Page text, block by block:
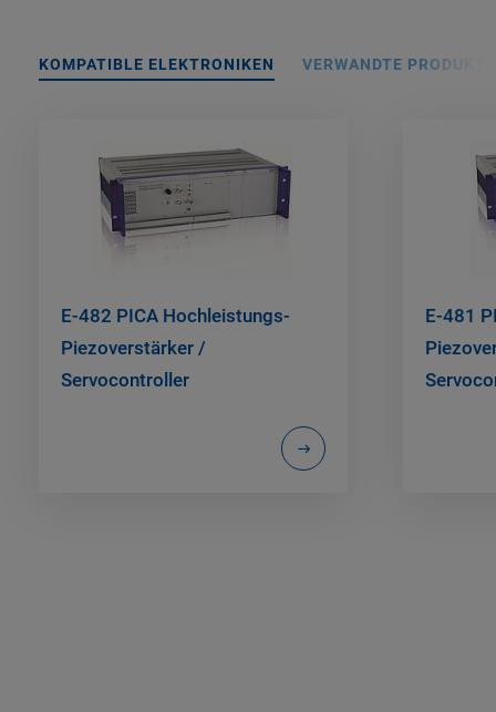
KOMPATIBLE ELEKTRONIKEN VERWANDTE PRODUKTE
E-482 PICA Hochleistungs-
Piezoverstärker /
Servocontroller
E-481